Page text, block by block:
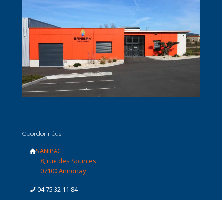
Coordonnées
SANIPAC
8, rue des Sources
07100 Annonay
04 75 32 11 84